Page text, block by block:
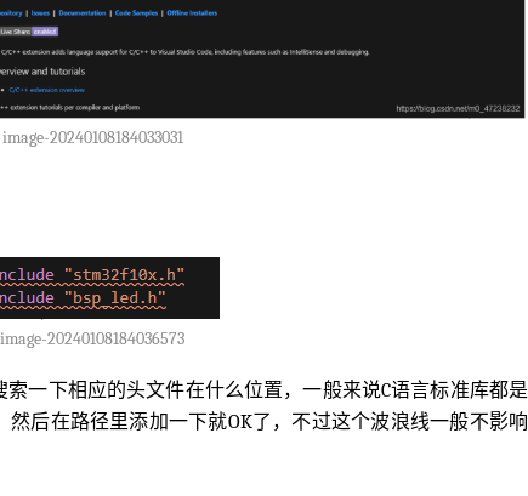
image-20240108184033031
image-20240108184036573
一下相应的头文件在什么位置，一般来说C语言标准库都是
后在路径里添加一下就OK了，不过这个波浪线一般不影响